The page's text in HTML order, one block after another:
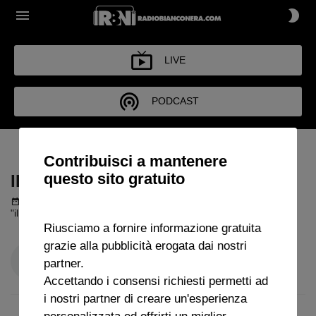
LIVE
PODCAST
IL CLUB DEGLI INVIATI
IL CLUB DEGLI INVIATI
"il Club degli Inviati" con Chiara Aleati.
Contribuisci a mantenere
questo sito gratuito
Riusciamo a fornire informazione gratuita
grazie alla pubblicità erogata dai nostri
partner.
Accettando i consensi richiesti permetti ad
i nostri partner di creare un'esperienza